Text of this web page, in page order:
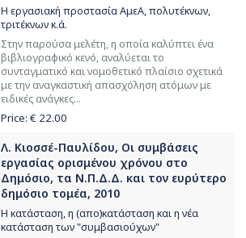
Η εργασιακή προστασία ΑμεΑ, πολυτέκνων,
τριτέκνων κ.ά.
Στην παρούσα μελέτη, η οποία καλύπτει ένα
βιβλιογραφικό κενό, αναλύεται το
συνταγματικό και νομοθετικό πλαίσιο σχετικά
με την αναγκαστική απασχόληση ατόμων με
ειδικές ανάγκες...
Price: € 22.00
Λ. Κιοσσέ-Παυλίδου, Οι συμβάσεις
εργασίας ορισμένου χρόνου στο
Δημόσιο, τα Ν.Π.Δ.Δ. και τον ευρύτερο
δημόσιο τομέα, 2010
Η κατάσταση, η (απο)κατάσταση και η νέα
κατάσταση των "συμβασιούχων"